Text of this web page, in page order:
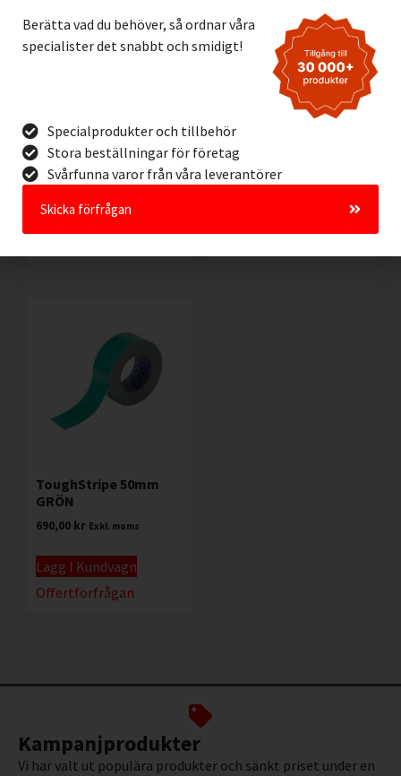
ToughStripe 50mm
RÖD/VIT
690,00kr Exkl. moms
Lägg I Kundvagn
ToughStripe 50mm
VIT
690,00kr Exkl. moms
ToughStripe 50mm
GRÖN
690,00 kr Exkl. moms
Lägg I Kundvagn
Offertförfrågan
Kampanjprodukter
Vi har valt ut populära produkter och sänkt priset under en
Berätta vad du behöver, så ordnar våra
specialister det snabbt och smidigt!
Specialprodukter och tillbehör
Stora beställningar för företag
Svårfunna varor från våra leverantörer
Skicka förfrågan